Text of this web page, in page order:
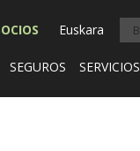
Euskara
SEGUROS SERVICIOS